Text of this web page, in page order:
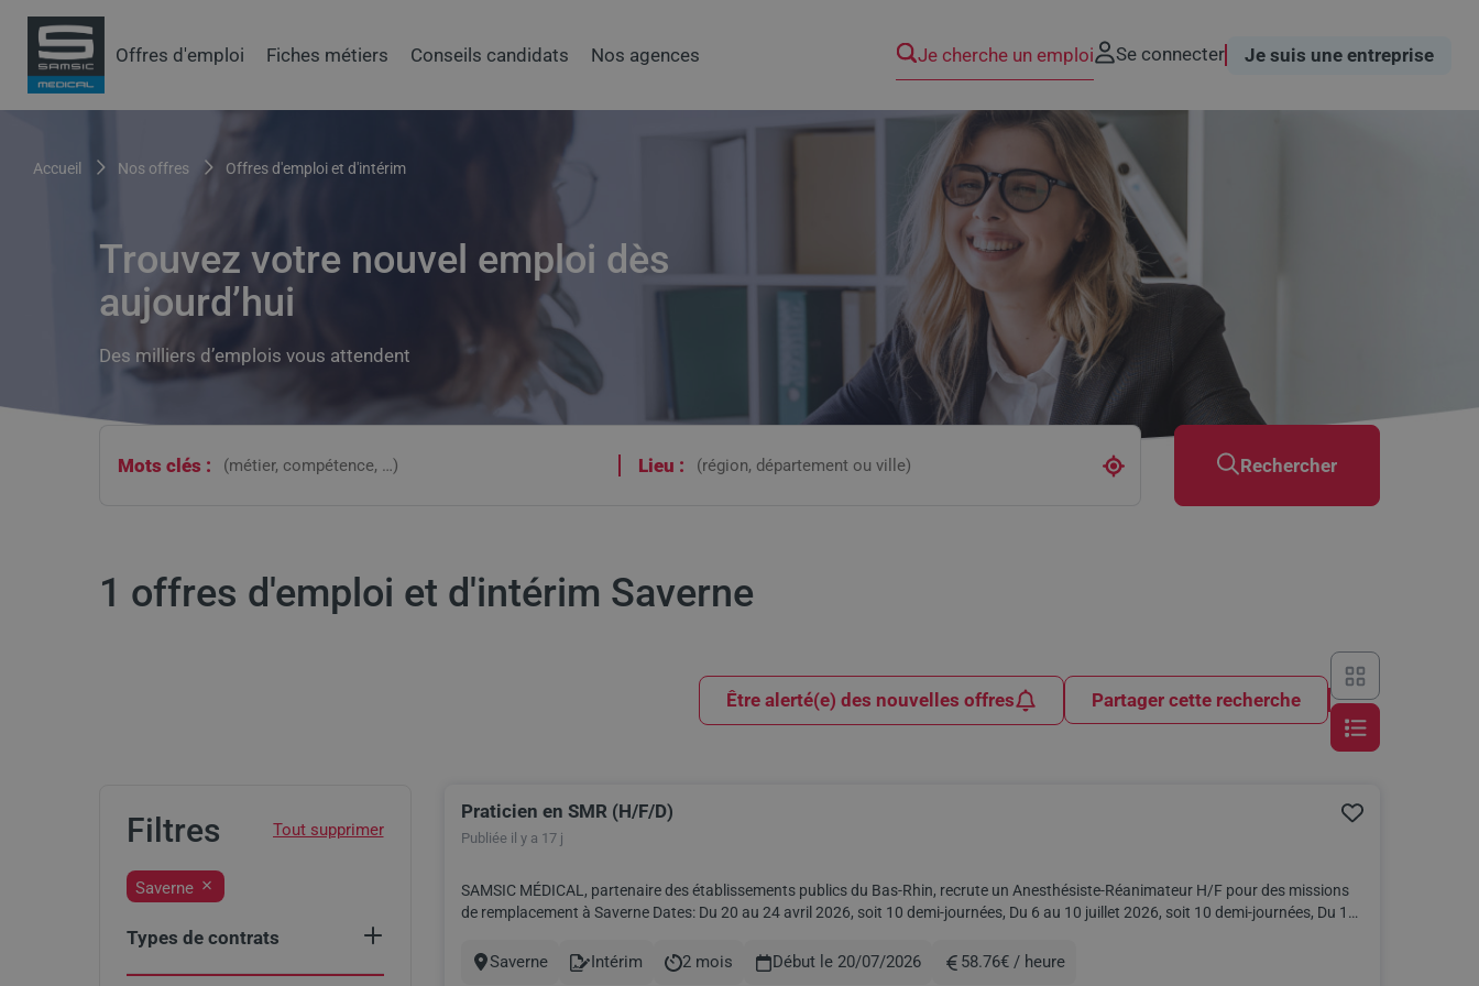
contenu
principal
Samsic
Offres d'emploi Fiches métiers Conseils candidats Nos agences Je cherche un emploi Se connecter Je suis une entreprise
accueil nos offres offres d'emploi et d'intérim
Trouvez votre nouvel emploi dès
aujourd’hui
Des milliers d’emplois vous attendent
Mots clés : Lieu : Rechercher
1 offres d'emploi et d'intérim Saverne
Être alerté(e) des nouvelles offres Partager cette recherche
Filtres
Saverne
Types de contrats
Select
an
Intérim(1)
Results
Praticien en SMR (H/F/D)
Publiée il y a 17 j
SAMSIC MÉDICAL, partenaire des établissements publics du Bas-Rhin, recrute un Anesthésiste-Réanimateur H/F pour des missions
de remplacement à Saverne Dates: Du 20 au 24 avril 2026, soit 10 demi-journées, Du 6 au 10 juillet 2026, soit 10 demi-journées, Du 13
Ville
Saverne
Contract
Intérim
Durée
2 mois Début le 20/07/2026
Rémunération
58.76€ / heure